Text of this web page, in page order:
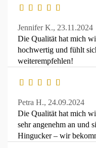
Jennifer K., 23.11.2024
Die Qualität hat mich
hochwertig und fühlt
weiterempfehlen!
Petra H., 24.09.2024
Die Qualität hat mich
sehr angenehm an und
Hingucker – wir